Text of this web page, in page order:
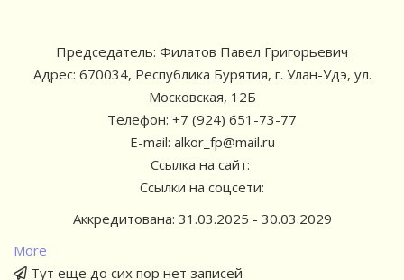
Председатель: Филатов Павел Григорьевич
Адрес: 670034, Республика Бурятия, г. Улан-Удэ, ул.
Московская, 12Б
Телефон: +7 (924) 651-73-77
E-mail: alkor_fp@mail.ru
Ссылка на сайт:
Ссылки на соцсети:
Аккредитована: 31.03.2025 - 30.03.2029
More
Тут еще до сих пор нет записей